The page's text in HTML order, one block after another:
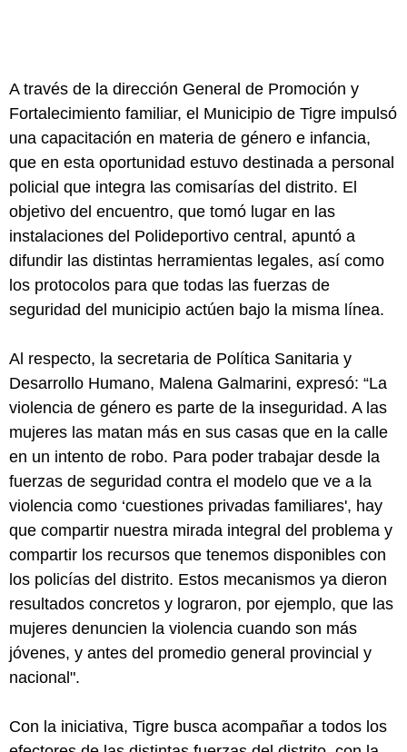
A través de la dirección General de Promoción y
Fortalecimiento familiar, el Municipio de Tigre impulsó
una capacitación en materia de género e infancia,
que en esta oportunidad estuvo destinada a personal
policial que integra las comisarías del distrito. El
objetivo del encuentro, que tomó lugar en las
instalaciones del Polideportivo central, apuntó a
difundir las distintas herramientas legales, así como
los protocolos para que todas las fuerzas de
seguridad del municipio actúen bajo la misma línea.
Al respecto, la secretaria de Política Sanitaria y
Desarrollo Humano, Malena Galmarini, expresó: “La
violencia de género es parte de la inseguridad. A las
mujeres las matan más en sus casas que en la calle
en un intento de robo. Para poder trabajar desde la
fuerzas de seguridad contra el modelo que ve a la
violencia como ‘cuestiones privadas familiares', hay
que compartir nuestra mirada integral del problema y
compartir los recursos que tenemos disponibles con
los policías del distrito. Estos mecanismos ya dieron
resultados concretos y lograron, por ejemplo, que las
mujeres denuncien la violencia cuando son más
jóvenes, y antes del promedio general provincial y
nacional".
Con la iniciativa, Tigre busca acompañar a todos los